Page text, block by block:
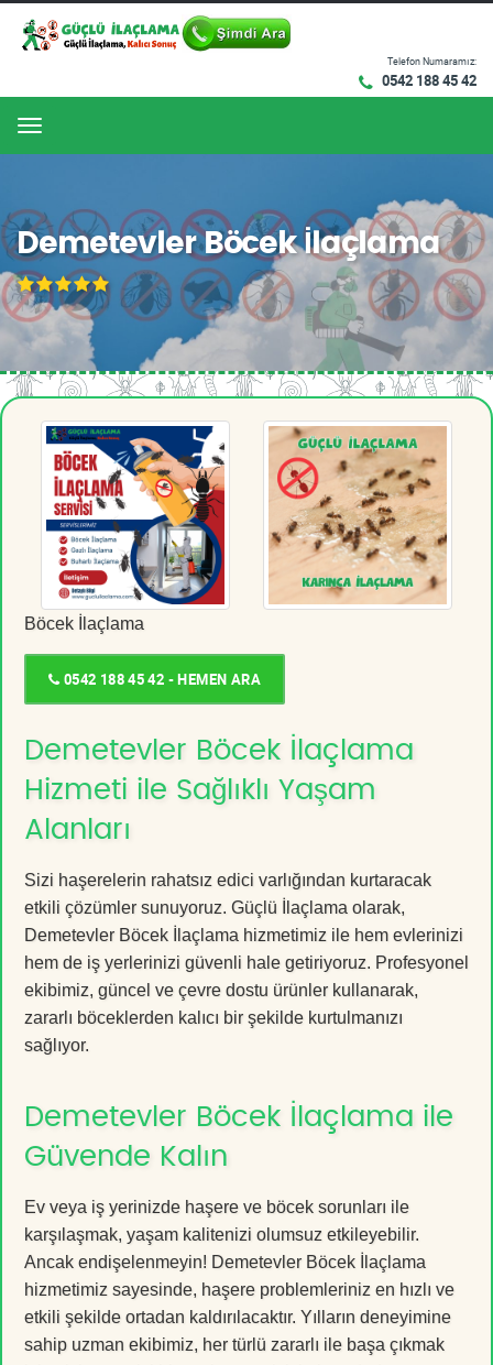
Telefon Numaramız:
0542 188 45 42
Menu
Demetevler Böcek İlaçlama
Böcek İlaçlama
0542 188 45 42 - HEMEN ARA
Demetevler Böcek İlaçlama
Hizmeti ile Sağlıklı Yaşam
Alanları
Sizi haşerelerin rahatsız edici varlığından kurtaracak
etkili çözümler sunuyoruz. Güçlü İlaçlama olarak,
Demetevler Böcek İlaçlama hizmetimiz ile hem evlerinizi
hem de iş yerlerinizi güvenli hale getiriyoruz. Profesyonel
ekibimiz, güncel ve çevre dostu ürünler kullanarak,
zararlı böceklerden kalıcı bir şekilde kurtulmanızı
sağlıyor.
Demetevler Böcek İlaçlama ile
Güvende Kalın
Ev veya iş yerinizde haşere ve böcek sorunları ile
karşılaşmak, yaşam kalitenizi olumsuz etkileyebilir.
Ancak endişelenmeyin! Demetevler Böcek İlaçlama
hizmetimiz sayesinde, haşere problemleriniz en hızlı ve
etkili şekilde ortadan kaldırılacaktır. Yılların deneyimine
sahip uzman ekibimiz, her türlü zararlı ile başa çıkmak